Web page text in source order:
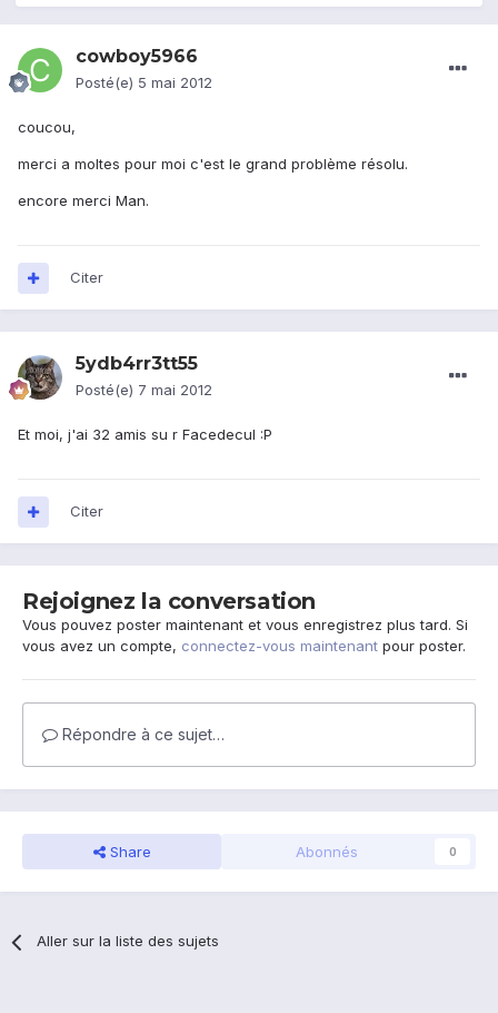
cowboy5966
Posté(e) 5 mai 2012
coucou,
merci a moltes pour moi c'est le grand problème résolu.
encore merci Man.
Citer
5ydb4rr3tt55
Posté(e) 7 mai 2012
Et moi, j'ai 32 amis su r Facedecul :P
Citer
Rejoignez la conversation
Vous pouvez poster maintenant et vous enregistrez plus tard. Si
vous avez un compte, connectez-vous maintenant pour poster.
Répondre à ce sujet…
Share Abonnés 0
Aller sur la liste des sujets